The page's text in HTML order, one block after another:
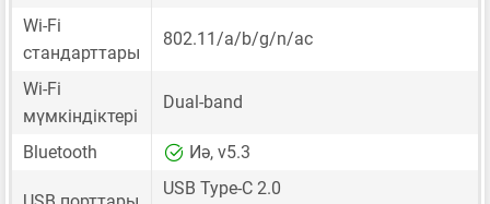
Wi-Fi
стандарттары
802.11/a/b/g/n/ac
Wi-Fi
мүмкіндіктері
Dual-band
Bluetooth Иә, v5.3
USB Type-C 2.0